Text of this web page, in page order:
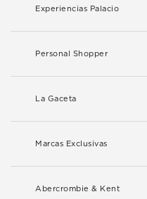
Experiencias Palacio
Personal Shopper
La Gaceta
Marcas Exclusivas
Abercrombie & Kent